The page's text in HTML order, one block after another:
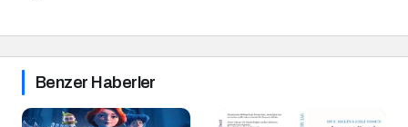
Benzer Haberler